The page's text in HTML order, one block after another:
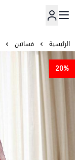
الرئيسية فساتين
20%